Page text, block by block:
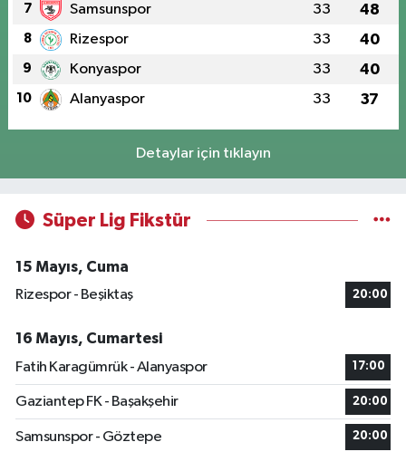
7 Samsunspor 33 48
8 Rizespor 33 40
9 Konyaspor 33 40
10 Alanyaspor 33 37
Detaylar için tıklayın
Süper Lig Fikstür
15 Mayıs, Cuma
Rizespor - Beşiktaş
20:00
16 Mayıs, Cumartesi
Fatih Karagümrük - Alanyaspor
17:00
Gaziantep FK - Başakşehir 20:00
Samsunspor - Göztepe 20:00